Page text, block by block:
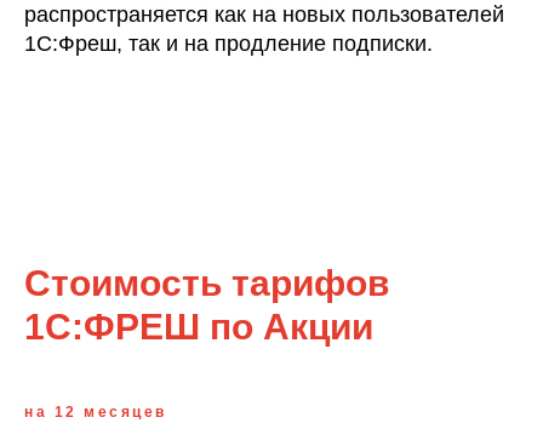
распространяется как на новых пользователей
1С:Фреш, так и на продление подписки.
Стоимость тарифов
1С:ФРЕШ по Акции
на 12 месяцев